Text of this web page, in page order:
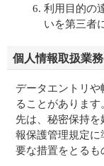
利用目的の
いを第三者
個人情報取扱業
データエントリ
ることがありま
先は、秘密保持
報保護管理規定
要な措置をとるも